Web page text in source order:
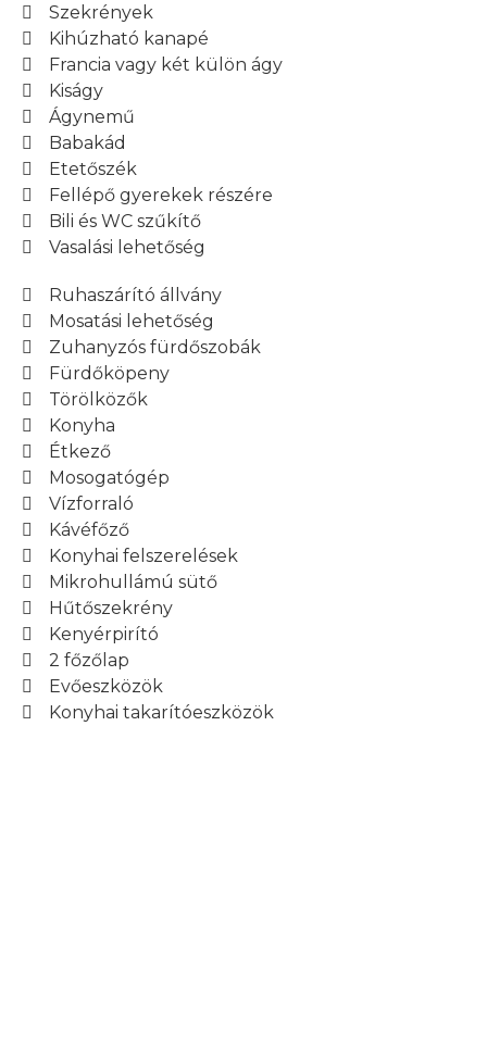
Szekrények
Kihúzható kanapé
Francia vagy két külön ágy
Kiságy
Ágynemű
Babakád
Etetőszék
Fellépő gyerekek részére
Bili és WC szűkítő
Vasalási lehetőség
Ruhaszárító állvány
Mosatási lehetőség
Zuhanyzós fürdőszobák
Fürdőköpeny
Törölközők
Konyha
Étkező
Mosogatógép
Vízforraló
Kávéfőző
Konyhai felszerelések
Mikrohullámú sütő
Hűtőszekrény
Kenyérpirító
2 főzőlap
Evőeszközök
Konyhai takarítóeszközök